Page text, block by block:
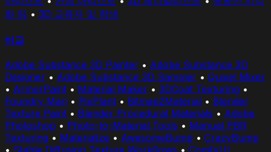
화 팀 • 3D 교육자 및 학생
비교
Adobe Substance 3D Painter • Adobe Substance 3D
Designer • Adobe Substance 3D Sampler • Quixel Mixer
• ArmorPaint • Material Maker • 3DCoat Texturing •
Foundry Mari • PixPlant • Bitmap2Material • Blender
Texture Paint • Blender Procedural Materials • Adobe
Photoshop • Photo-to-Material Tools • Manual PBR
Texturing • Materialize • AwesomeBump • CrazyBump
• Stable Diffusion Texture Workflows • ComfyUI